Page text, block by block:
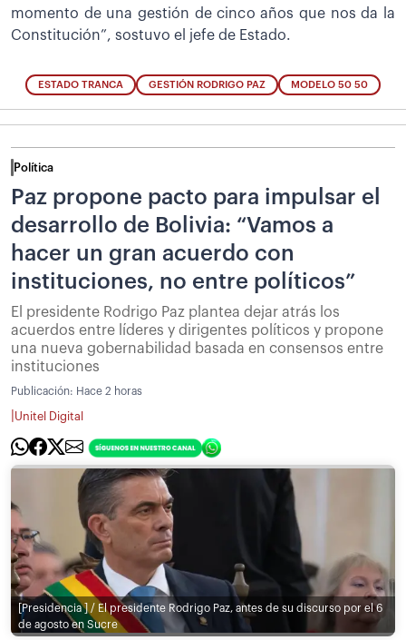
momento de una gestión de cinco años que nos da la
Constitución”, sostuvo el jefe de Estado.
ESTADO TRANCA GESTIÓN RODRIGO PAZ MODELO 50 50
Política
Paz propone pacto para impulsar el
desarrollo de Bolivia: “Vamos a
hacer un gran acuerdo con
instituciones, no entre políticos”
El presidente Rodrigo Paz plantea dejar atrás los
acuerdos entre líderes y dirigentes políticos y propone
una nueva gobernabilidad basada en consensos entre
instituciones
Publicación: Hace 2 horas
Unitel Digital
[Presidencia ] / El presidente Rodrigo Paz, antes de su discurso por el 6
de agosto en Sucre